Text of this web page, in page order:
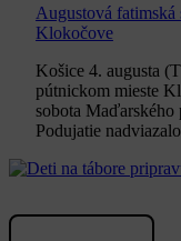
Augustová fatimská
Klokočove
Košice 4. augusta
pútnickom mieste
sobota Maďarského
Podujatie nadviazalo